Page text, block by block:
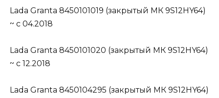
Lada Granta 8450101019 (закрытый МК 9S12HY64)
~ c 04.2018
Lada Granta 8450101020 (закрытый МК 9S12HY64)
~ c 12.2018
Lada Granta 8450104295 (закрытый МК 9S12HY64)